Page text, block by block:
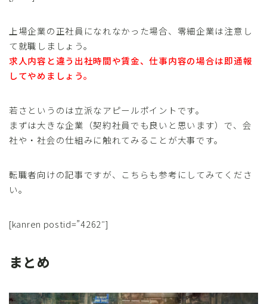
上場企業の正社員になれなかった場合、零細企業は注意し
て就職しましょう。
求人内容と違う出社時間や賃金、仕事内容の場合は即通報
してやめましょう。
若さというのは立派なアピールポイントです。
まずは大きな企業（契約社員でも良いと思います）で、会
社や・社会の仕組みに触れてみることが大事です。
転職者向けの記事ですが、こちらも参考にしてみてくださ
い。
[kanren postid=”4262″]
まとめ